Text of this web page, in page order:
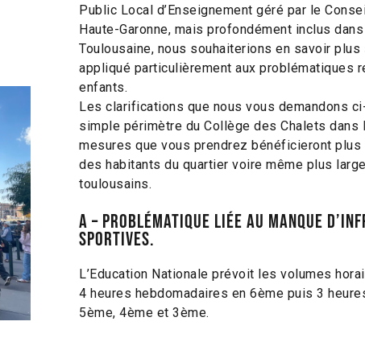
Public Local d’Enseignement géré par le
Haute-Garonne, mais profondément inclus
Toulousaine, nous souhaiterions en savoir
appliqué particulièrement aux problématiques
enfants.
Les clarifications que nous vous demandons
simple périmètre du Collège des Chalets dans
mesures que vous prendrez bénéficieront plus
des habitants du quartier voire même plus
toulousains.
A – Problématique liée au manque
sportives.
L’Education Nationale prévoit les volumes
4 heures hebdomadaires en 6ème puis 3
5ème, 4ème et 3ème.